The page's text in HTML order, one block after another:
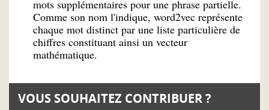
mots supplémentaires pour une phrase partielle.
Comme son nom l'indique, word2vec représente
chaque mot distinct par une liste particulière de
chiffres constituant ainsi un vecteur
mathématique.
VOUS SOUHAITEZ CONTRIBUER ?